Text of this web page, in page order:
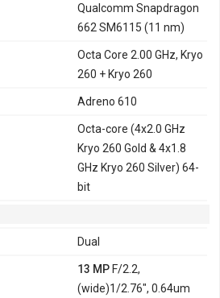
Qualcomm Snapdragon
662 SM6115 (11 nm)
Octa Core 2.00 GHz, Kryo
260 + Kryo 260
Adreno 610
Octa-core (4x2.0 GHz
Kryo 260 Gold & 4x1.8
GHz Kryo 260 Silver) 64-
bit
Dual
13 MPF/2.2,
(wide)1/2.76", 0.64um